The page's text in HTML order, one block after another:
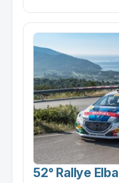
52° Rallye Elba